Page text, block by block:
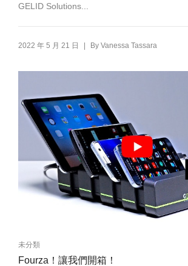
GELID Solutions...
2022 年 5 月 21 日 By Vanessa Tassara
未分類
Fourza！讓我們開箱！